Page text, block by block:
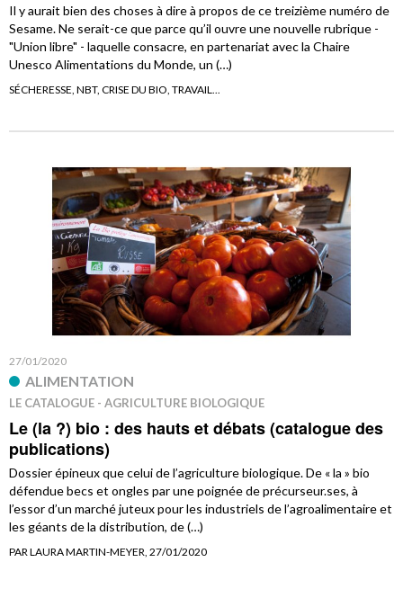
Il y aurait bien des choses à dire à propos de ce treizième numéro de
Sesame. Ne serait-ce que parce qu’il ouvre une nouvelle rubrique -
"Union libre" - laquelle consacre, en partenariat avec la Chaire
Unesco Alimentations du Monde, un (…)
SÉCHERESSE, NBT, CRISE DU BIO, TRAVAIL...
27/01/2020
ALIMENTATION
LE CATALOGUE - AGRICULTURE BIOLOGIQUE
Le (la ?) bio : des hauts et débats (catalogue des
publications)
Dossier épineux que celui de l’agriculture biologique. De « la » bio
défendue becs et ongles par une poignée de précurseur.ses, à
l’essor d’un marché juteux pour les industriels de l’agroalimentaire et
les géants de la distribution, de (…)
PAR LAURA MARTIN-MEYER, 27/01/2020